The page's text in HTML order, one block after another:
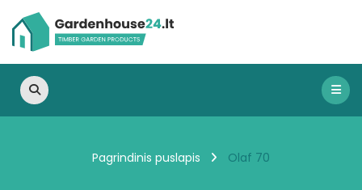
Pagrindinis puslapis Olaf 70